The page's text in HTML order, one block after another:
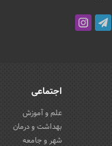
اجتماعی
علم و آموزش
بهداشت و درمان
شهر و جامعه